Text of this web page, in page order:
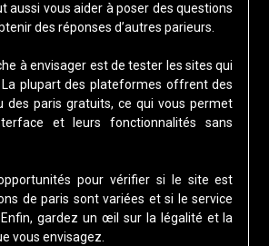
aussi vous aider à poser des questions
des réponses d’autres parieurs.
à envisager est de tester les sites qui
plupart des plateformes offrent des
des paris gratuits, ce qui vous permet
et leurs fonctionnalités sans
pour vérifier si le site est
de paris sont variées et si le service
gardez un œil sur la légalité et la
vous envisagez.